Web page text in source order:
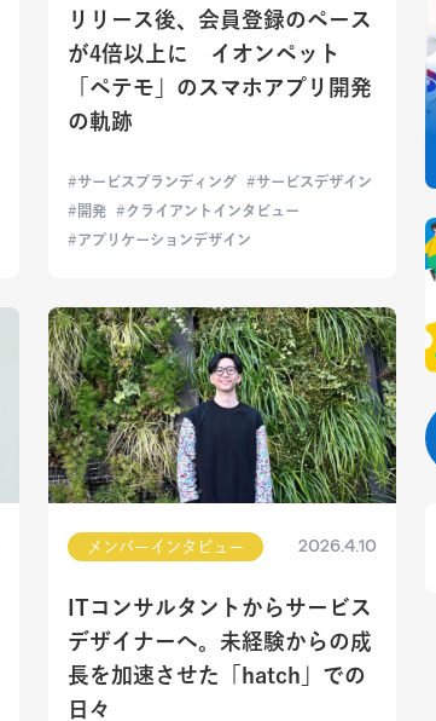
リリース後、会員登録のペース
が4倍以上に イオンペット
「ペテモ」のスマホアプリ開発
の軌跡
サービスブランディング
サービスデザイン
開発
クライアントインタビュー
アプリケーションデザイン
メンバーインタビュー 2026.4.10
ITコンサルタントからサービス
デザイナーへ。未経験からの成
長を加速させた「hatch」での
日々